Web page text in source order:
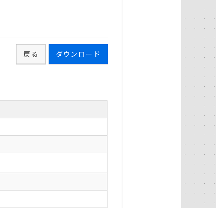
ダウンロード
戻る